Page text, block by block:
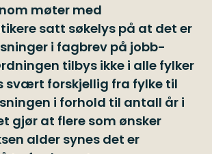
møter med
satt søkelys på at det er
i fagbrev på jobb-
tilbys ikke i alle fylker
svært forskjellig fra fylke til
i forhold til antall år i
gjør at flere som ønsker
alder synes det er